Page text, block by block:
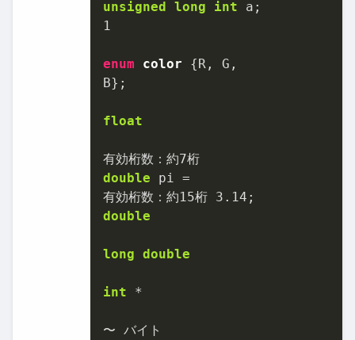
unsigned long int
1
enum color {R, G,
B};
float
有効桁数：約7
double pi =
有効桁数：約15桁 3.14
double
long double
int *
〜 バイト